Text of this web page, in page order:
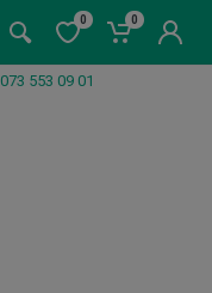
0 0
073 553 09 01